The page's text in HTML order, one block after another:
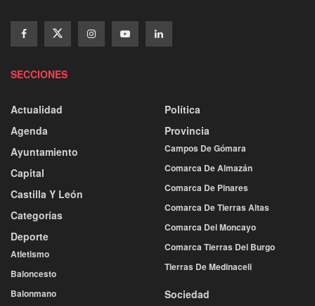
SECCIONES
Actualidad
Agenda
Ayuntamiento
Capital
Castilla Y León
Categorías
Deporte
Atletismo
Baloncesto
Balonmano
Política
Provincia
Campos De Gómara
Comarca De Almazán
Comarca De Pinares
Comarca De Tierras Altas
Comarca Del Moncayo
Comarca Tierras Del Burgo
Tierras De Medinaceli
Sociedad